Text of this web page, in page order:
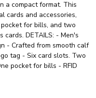
a compact format. This
cards and accessories,
for bills, and two
DETAILS: - Men's
- Crafted from smooth calf
tag - Six card slots. Two
pocket for bills - RFID